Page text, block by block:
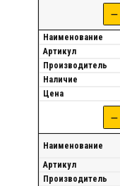
—
Наименование
Артикул
Производитель
Наличие
Цена
—
Наименование
Артикул
Производитель